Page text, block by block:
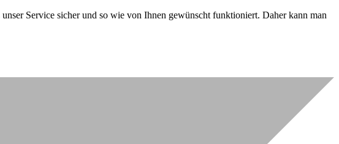
Service sicher und so wie von Ihnen gewünscht funktioniert. Daher kann man